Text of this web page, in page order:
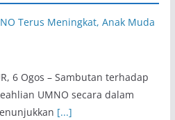
Terus Meningkat, Anak Muda
6 Ogos – Sambutan terhadap
UMNO secara dalam
[...]